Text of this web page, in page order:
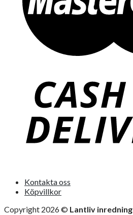
Kontakta oss
Köpvillkor
Copyright 2026 © Lantliv inredning